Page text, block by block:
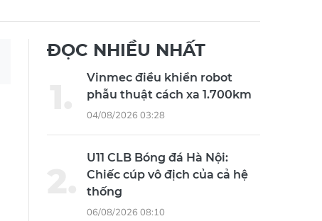
ĐỌC NHIỀU NHẤT
Vinmec điều khiển robot
phẫu thuật cách xa 1.700km
04/08/2026 03:28
U11 CLB Bóng đá Hà Nội:
Chiếc cúp vô địch của cả hệ
thống
06/08/2026 08:10